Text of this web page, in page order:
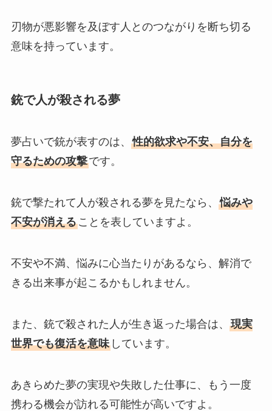
刃物が悪影響を及ぼす人とのつながりを断ち切る
意味を持っています。
銃で人が殺される夢
夢占いで銃が表すのは、 性的欲求や不安、自分を
守るための攻撃です。
銃で撃たれて人が殺される夢を見たなら、 悩みや
不安が消えることを表していますよ。
不安や不満、悩みに心当たりがあるなら、解消で
きる出来事が起こるかもしれません。
また、銃で殺された人が生き返った場合は、 現実
世界でも復活を意味しています。
あきらめた夢の実現や失敗した仕事に、もう一度
携わる機会が訪れる可能性が高いですよ。